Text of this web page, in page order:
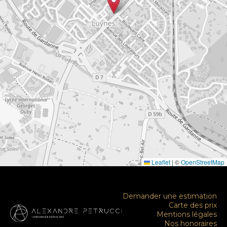
Leaflet | ©OpenStreetMap
Demander une estimation
Carte des prix
Mentions légales
Nos honoraires